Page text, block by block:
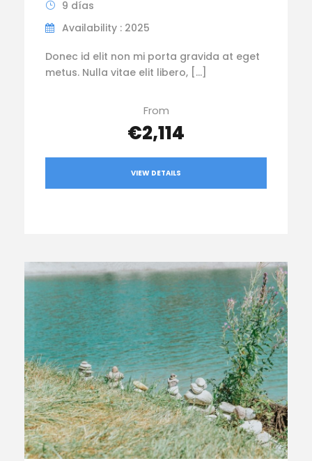
9 días
Availability : 2025
Donec id elit non mi porta gravida at eget
metus. Nulla vitae elit libero, […]
From
€2,114
VIEW DETAILS